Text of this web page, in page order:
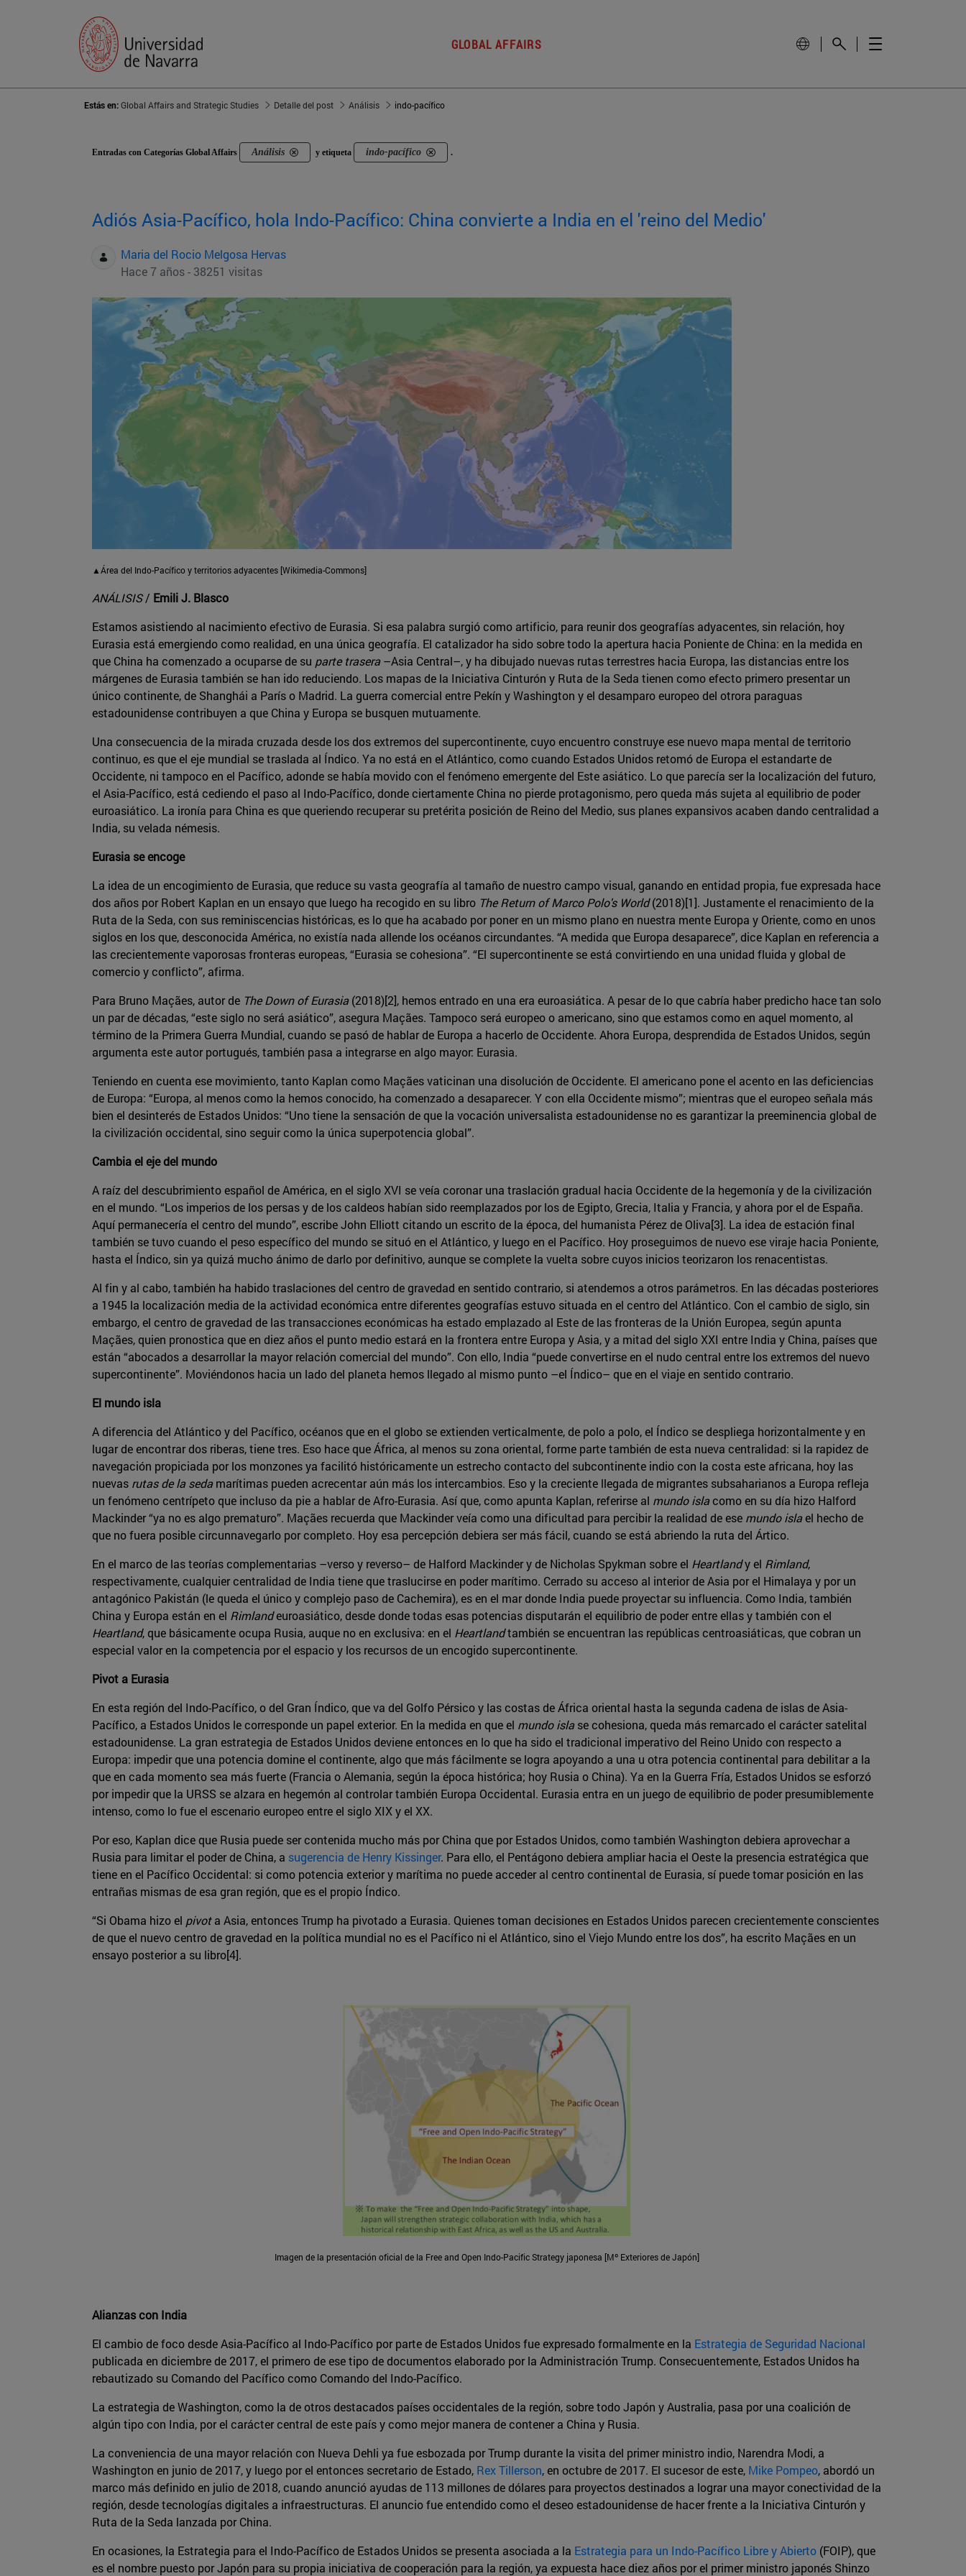
GLOBAL AFFAIRS
Estás en:Global Affairs and Strategic Studies Detalle del post Análisis indo-pacífico
Entradas con Categorías Global Affairs Análisis y etiqueta indo-pacífico .
Adiós Asia-Pacífico, hola Indo-Pacífico: China convierte a India en el 'reino del Medio'
Maria del Rocio Melgosa Hervas
Hace 7 años - 38251 visitas
▲Área del Indo-Pacífico y territorios adyacentes [Wikimedia-Commons]
ANÁLISIS/ Emili J. Blasco
Estamos asistiendo al nacimiento efectivo de Eurasia. Si esa palabra surgió como artificio, para reunir dos geografías adyacentes, sin relación, hoy
Eurasia está emergiendo como realidad, en una única geografía. El catalizador ha sido sobre todo la apertura hacia Poniente de China: en la medida en
que China ha comenzado a ocuparse de su parte trasera–Asia Central–, y ha dibujado nuevas rutas terrestres hacia Europa, las distancias entre los
márgenes de Eurasia también se han ido reduciendo. Los mapas de la Iniciativa Cinturón y Ruta de la Seda tienen como efecto primero presentar un
único continente, de Shanghái a París o Madrid. La guerra comercial entre Pekín y Washington y el desamparo europeo del otrora paraguas
estadounidense contribuyen a que China y Europa se busquen mutuamente.
Una consecuencia de la mirada cruzada desde los dos extremos del supercontinente, cuyo encuentro construye ese nuevo mapa mental de territorio
continuo, es que el eje mundial se traslada al Índico. Ya no está en el Atlántico, como cuando Estados Unidos retomó de Europa el estandarte de
Occidente, ni tampoco en el Pacífico, adonde se había movido con el fenómeno emergente del Este asiático. Lo que parecía ser la localización del futuro,
el Asia-Pacífico, está cediendo el paso al Indo-Pacífico, donde ciertamente China no pierde protagonismo, pero queda más sujeta al equilibrio de poder
euroasiático. La ironía para China es que queriendo recuperar su pretérita posición de Reino del Medio, sus planes expansivos acaben dando centralidad a
India, su velada némesis.
Eurasia se encoge
La idea de un encogimiento de Eurasia, que reduce su vasta geografía al tamaño de nuestro campo visual, ganando en entidad propia, fue expresada hace
dos años por Robert Kaplan en un ensayo que luego ha recogido en su libro The Return of Marco Polo's World(2018)[1]. Justamente el renacimiento de la
Ruta de la Seda, con sus reminiscencias históricas, es lo que ha acabado por poner en un mismo plano en nuestra mente Europa y Oriente, como en unos
siglos en los que, desconocida América, no existía nada allende los océanos circundantes. “A medida que Europa desaparece”, dice Kaplan en referencia a
las crecientemente vaporosas fronteras europeas, “Eurasia se cohesiona”. “El supercontinente se está convirtiendo en una unidad fluida y global de
comercio y conflicto”, afirma.
Para Bruno Maçães, autor de The Down of Eurasia(2018)[2], hemos entrado en una era euroasiática. A pesar de lo que cabría haber predicho hace tan solo
un par de décadas, “este siglo no será asiático”, asegura Maçães. Tampoco será europeo o americano, sino que estamos como en aquel momento, al
término de la Primera Guerra Mundial, cuando se pasó de hablar de Europa a hacerlo de Occidente. Ahora Europa, desprendida de Estados Unidos, según
argumenta este autor portugués, también pasa a integrarse en algo mayor: Eurasia.
Teniendo en cuenta ese movimiento, tanto Kaplan como Maçães vaticinan una disolución de Occidente. El americano pone el acento en las deficiencias
de Europa: “Europa, al menos como la hemos conocido, ha comenzado a desaparecer. Y con ella Occidente mismo”; mientras que el europeo señala más
bien el desinterés de Estados Unidos: “Uno tiene la sensación de que la vocación universalista estadounidense no es garantizar la preeminencia global de
la civilización occidental, sino seguir como la única superpotencia global”.
Cambia el eje del mundo
A raíz del descubrimiento español de América, en el siglo XVI se veía coronar una traslación gradual hacia Occidente de la hegemonía y de la civilización
en el mundo. “Los imperios de los persas y de los caldeos habían sido reemplazados por los de Egipto, Grecia, Italia y Francia, y ahora por el de España.
Aquí permanecería el centro del mundo”, escribe John Elliott citando un escrito de la época, del humanista Pérez de Oliva[3]. La idea de estación final
también se tuvo cuando el peso específico del mundo se situó en el Atlántico, y luego en el Pacífico. Hoy proseguimos de nuevo ese viraje hacia Poniente,
hasta el Índico, sin ya quizá mucho ánimo de darlo por definitivo, aunque se complete la vuelta sobre cuyos inicios teorizaron los renacentistas.
Al fin y al cabo, también ha habido traslaciones del centro de gravedad en sentido contrario, si atendemos a otros parámetros. En las décadas posteriores
a 1945 la localización media de la actividad económica entre diferentes geografías estuvo situada en el centro del Atlántico. Con el cambio de siglo, sin
embargo, el centro de gravedad de las transacciones económicas ha estado emplazado al Este de las fronteras de la Unión Europea, según apunta
Maçães, quien pronostica que en diez años el punto medio estará en la frontera entre Europa y Asia, y a mitad del siglo XXI entre India y China, países que
están “abocados a desarrollar la mayor relación comercial del mundo”. Con ello, India “puede convertirse en el nudo central entre los extremos del nuevo
supercontinente”. Moviéndonos hacia un lado del planeta hemos llegado al mismo punto –el Índico­– que en el viaje en sentido contrario.
El mundo isla
A diferencia del Atlántico y del Pacífico, océanos que en el globo se extienden verticalmente, de polo a polo, el Índico se despliega horizontalmente y en
lugar de encontrar dos riberas, tiene tres. Eso hace que África, al menos su zona oriental, forme parte también de esta nueva centralidad: si la rapidez de
navegación propiciada por los monzones ya facilitó históricamente un estrecho contacto del subcontinente indio con la costa este africana, hoy las
nuevas rutas de la sedamarítimas pueden acrecentar aún más los intercambios. Eso y la creciente llegada de migrantes subsaharianos a Europa refleja
un fenómeno centrípeto que incluso da pie a hablar de Afro-Eurasia. Así que, como apunta Kaplan, referirse al mundo islacomo en su día hizo Halford
Mackinder “ya no es algo prematuro”. Maçães recuerda que Mackinder veía como una dificultad para percibir la realidad de ese mundo islael hecho de
que no fuera posible circunnavegarlo por completo. Hoy esa percepción debiera ser más fácil, cuando se está abriendo la ruta del Ártico.
En el marco de las teorías complementarias –verso y reverso– de Halford Mackinder y de Nicholas Spykman sobre el Heartlandy el Rimland,
respectivamente, cualquier centralidad de India tiene que traslucirse en poder marítimo. Cerrado su acceso al interior de Asia por el Himalaya y por un
antagónico Pakistán (le queda el único y complejo paso de Cachemira), es en el mar donde India puede proyectar su influencia. Como India, también
China y Europa están en el Rimlandeuroasiático, desde donde todas esas potencias disputarán el equilibrio de poder entre ellas y también con el
Heartland, que básicamente ocupa Rusia, auque no en exclusiva: en el Heartlandtambién se encuentran las repúblicas centroasiáticas, que cobran un
especial valor en la competencia por el espacio y los recursos de un encogido supercontinente.
Pivot a Eurasia
En esta región del Indo-Pacífico, o del Gran Índico, que va del Golfo Pérsico y las costas de África oriental hasta la segunda cadena de islas de Asia-
Pacífico, a Estados Unidos le corresponde un papel exterior. En la medida en que el mundo islase cohesiona, queda más remarcado el carácter satelital
estadounidense. La gran estrategia de Estados Unidos deviene entonces en lo que ha sido el tradicional imperativo del Reino Unido con respecto a
Europa: impedir que una potencia domine el continente, algo que más fácilmente se logra apoyando a una u otra potencia continental para debilitar a la
que en cada momento sea más fuerte (Francia o Alemania, según la época histórica; hoy Rusia o China). Ya en la Guerra Fría, Estados Unidos se esforzó
por impedir que la URSS se alzara en hegemón al controlar también Europa Occidental. Eurasia entra en un juego de equilibrio de poder presumiblemente
intenso, como lo fue el escenario europeo entre el siglo XIX y el XX.
Por eso, Kaplan dice que Rusia puede ser contenida mucho más por China que por Estados Unidos, como también Washington debiera aprovechar a
Rusia para limitar el poder de China, a sugerencia de Henry Kissinger. Para ello, el Pentágono debiera ampliar hacia el Oeste la presencia estratégica que
tiene en el Pacífico Occidental: si como potencia exterior y marítima no puede acceder al centro continental de Eurasia, sí puede tomar posición en las
entrañas mismas de esa gran región, que es el propio Índico.
“Si Obama hizo el pivota Asia, entonces Trump ha pivotado a Eurasia. Quienes toman decisiones en Estados Unidos parecen crecientemente conscientes
de que el nuevo centro de gravedad en la política mundial no es el Pacífico ni el Atlántico, sino el Viejo Mundo entre los dos”, ha escrito Maçães en un
ensayo posterior a su libro[4].
Imagen de la presentación oficial de la Free and Open Indo-Pacific Strategy japonesa [Mº Exteriores de Japón]
Alianzas con India
El cambio de foco desde Asia-Pacífico al Indo-Pacífico por parte de Estados Unidos fue expresado formalmente en la Estrategia de Seguridad Nacional
publicada en diciembre de 2017, el primero de ese tipo de documentos elaborado por la Administración Trump. Consecuentemente, Estados Unidos ha
rebautizado su Comando del Pacífico como Comando del Indo-Pacífico.
La estrategia de Washington, como la de otros destacados países occidentales de la región, sobre todo Japón y Australia, pasa por una coalición de
algún tipo con India, por el carácter central de este país y como mejor manera de contener a China y Rusia.
La conveniencia de una mayor relación con Nueva Dehli ya fue esbozada por Trump durante la visita del primer ministro indio, Narendra Modi, a
Washington en junio de 2017, y luego por el entonces secretario de Estado, Rex Tillerson, en octubre de 2017. El sucesor de este, Mike Pompeo, abordó un
marco más definido en julio de 2018, cuando anunció ayudas de 113 millones de dólares para proyectos destinados a lograr una mayor conectividad de la
región, desde tecnologías digitales a infraestructuras. El anuncio fue entendido como el deseo estadounidense de hacer frente a la Iniciativa Cinturón y
Ruta de la Seda lanzada por China.
En ocasiones, la Estrategia para el Indo-Pacífico de Estados Unidos se presenta asociada a la Estrategia para un Indo-Pacífico Libre y Abierto (FOIP), que
es el nombre puesto por Japón para su propia iniciativa de cooperación para la región, ya expuesta hace diez años por el primer ministro japonés Shinzo